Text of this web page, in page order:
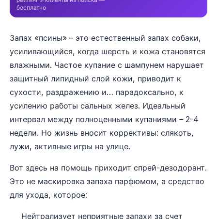
бесплатно
Запах «псины» – это естественный запах собаки,
усиливающийся, когда шерсть и кожа становятся
влажными. Частое купание с шампунем нарушает
защитный липидный слой кожи, приводит к
сухости, раздражению и… парадоксально, к
усилению работы сальных желез. Идеальный
интервал между полноценными купаниями – 2-4
недели. Но жизнь вносит коррективы: слякоть,
лужи, активные игры на улице.
Вот здесь на помощь приходит спрей-дезодорант.
Это не маскировка запаха парфюмом, а средство
для ухода, которое:
Нейтрализует неприятные запахи за счет